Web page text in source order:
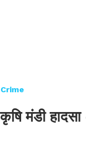
Crime
मंडी